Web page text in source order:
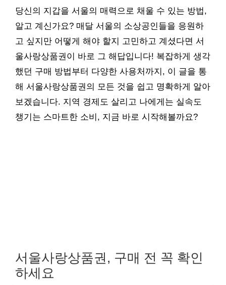
당신의 지갑을 서울의 매력으로 채울 수 있는 방법,
알고 계신가요? 매달 서울의 소상공인들을 응원하
고 싶지만 어떻게 해야 할지 고민하고 계셨다면 서
울사랑상품권이 바로 그 해답입니다! 복잡하게 생각
했던 구매 방법부터 다양한 사용처까지, 이 글을 통
해 서울사랑상품권의 모든 것을 쉽고 명확하게 알아
보겠습니다. 지역 경제도 살리고 나에게는 실속도
챙기는 스마트한 소비, 지금 바로 시작해볼까요?
서울사랑상품권, 구매 전 꼭 확인
하세요